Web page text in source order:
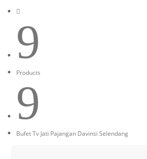

9
Products
9
Bufet Tv Jati Pajangan Davinsi Selendang